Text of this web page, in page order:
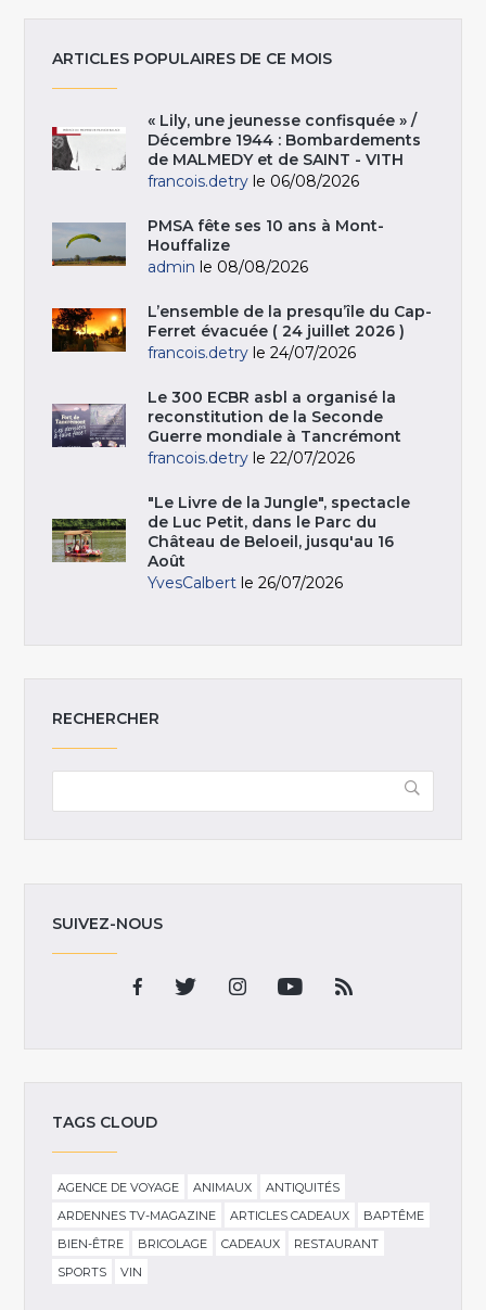
ARTICLES POPULAIRES DE CE MOIS
« Lily, une jeunesse confisquée » /
Décembre 1944 : Bombardements
de MALMEDY et de SAINT - VITH
francois.detry le 06/08/2026
PMSA fête ses 10 ans à Mont-
Houffalize
admin le 08/08/2026
L’ensemble de la presqu’île du Cap-
Ferret évacuée ( 24 juillet 2026 )
francois.detry le 24/07/2026
Le 300 ECBR asbl a organisé la
reconstitution de la Seconde
Guerre mondiale à Tancrémont
francois.detry le 22/07/2026
"Le Livre de la Jungle", spectacle
de Luc Petit, dans le Parc du
Château de Beloeil, jusqu'au 16
Août
YvesCalbert le 26/07/2026
RECHERCHER
SUIVEZ-NOUS
TAGS CLOUD
AGENCE DE VOYAGE ANIMAUX
ANTIQUITÉS
ARDENNES TV-MAGAZINE
ARTICLES CADEAUX
BAPTÊME
BIEN-ÊTRE
BRICOLAGE CADEAUX
RESTAURANT
SPORTS
VIN